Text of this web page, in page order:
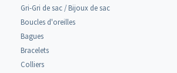
Gri-Gri de sac / Bijoux de sac
Boucles d'oreilles
Bagues
Bracelets
Colliers